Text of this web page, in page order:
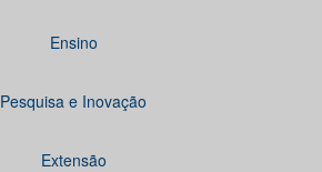
Ensino
Pesquisa e Inovação
Extensão